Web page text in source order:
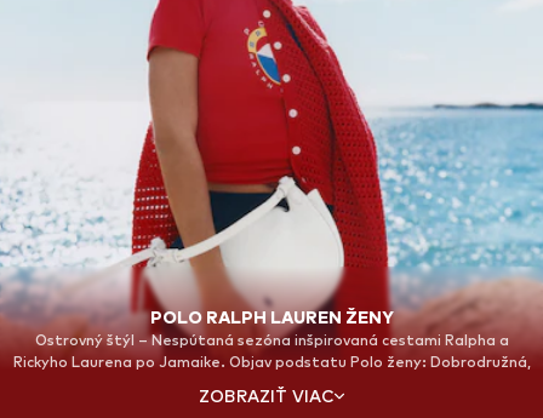
POLO RALPH LAUREN ŽENY
Ostrovný štýl – Nespútaná sezóna inšpirovaná cestami Ralpha a
Rickyho Laurena po Jamaike. Objav podstatu Polo ženy: Dobrodružná,
nenútená a sofistikovaná.
ZOBRAZIŤ VIAC